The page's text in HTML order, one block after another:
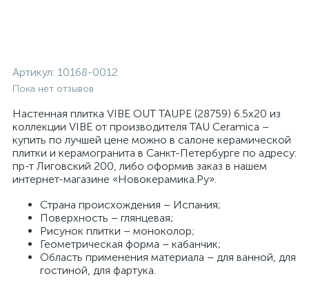
Артикул: 10168-0012
Пока нет отзывов
Настенная плитка VIBE OUT TAUPE (28759) 6.5x20 из
коллекции VIBE от производителя TAU Ceramica –
купить по лучшей цене можно в салоне керамической
плитки и керамогранита в Санкт-Петербурге по адресу:
пр-т Лиговский 200, либо оформив заказ в нашем
интернет-магазине «Новокерамика.Ру».
Страна происхождения – Испания;
Поверхность – глянцевая;
Рисунок плитки – моноколор;
Геометрическая форма – кабанчик;
Область применения материала – для ванной, для
гостиной, для фартука.